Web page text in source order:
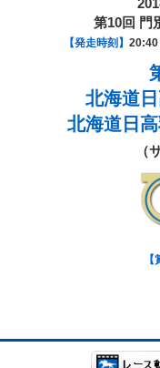
第10回 門
【発走時刻】
北海道
北海道日
（
【